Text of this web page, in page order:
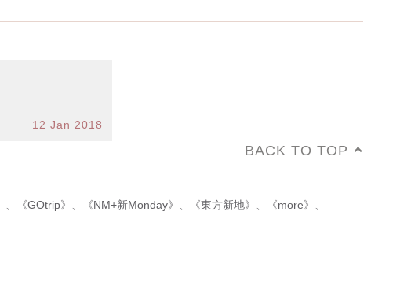
12 Jan 2018
BACK TO TOP
《GOtrip》 《NM+新Monday》 《東方新地》 《more》